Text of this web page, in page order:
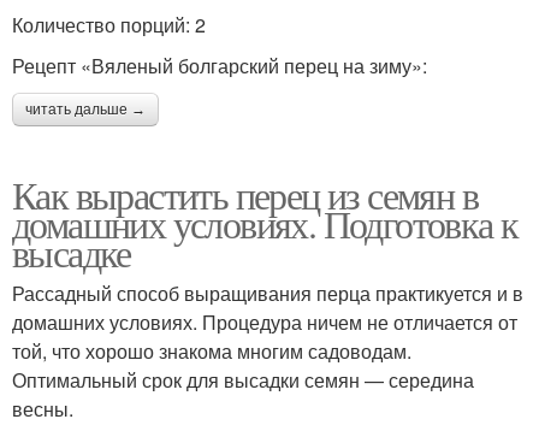
Количество порций: 2
Рецепт «Вяленый болгарский перец на зиму»:
читать дальше →
Как вырастить перец из семян в
домашних условиях. Подготовка к
высадке
Рассадный способ выращивания перца практикуется и в
домашних условиях. Процедура ничем не отличается от
той, что хорошо знакома многим садоводам.
Оптимальный срок для высадки семян — середина
весны.